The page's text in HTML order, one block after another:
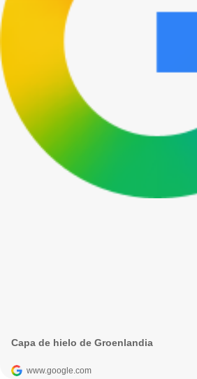
Capa de hielo de Groenlandia
www.google.com